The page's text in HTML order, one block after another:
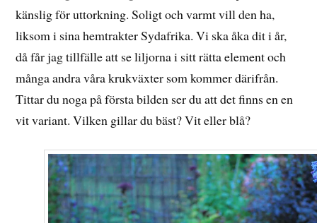
känslig för uttorkning. Soligt och varmt vill den ha,
liksom i sina hemtrakter Sydafrika. Vi ska åka dit i år,
då får jag tillfälle att se liljorna i sitt rätta element och
många andra våra krukväxter som kommer därifrån.
Tittar du noga på första bilden ser du att det finns en en
vit variant. Vilken gillar du bäst? Vit eller blå?